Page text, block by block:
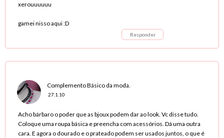
xerouuuuuu
gamei nisso aqui :D
Responder
Complemento Básico da moda.
27.1.10
Acho bárbaro o poder que as bjoux podem dar ao look. Vc disse tudo.
Coloque uma roupa básica e preencha com acessórios. Dá uma outra
cara. E agora o dourado e o prateado podem ser usados juntos, o que é